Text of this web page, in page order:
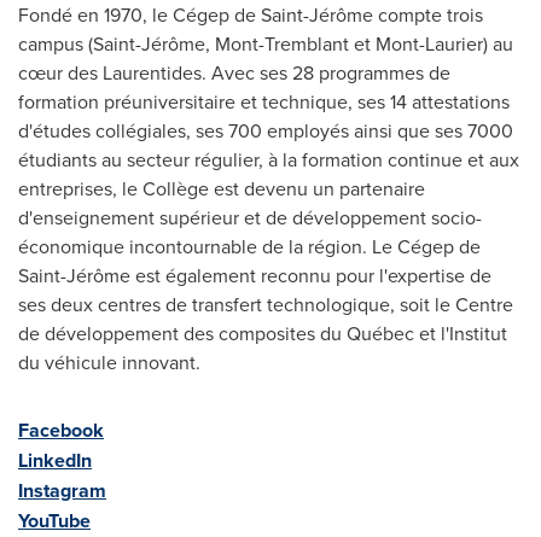
Fondé en 1970, le Cégep de Saint-Jérôme compte trois
campus (Saint-Jérôme, Mont-Tremblantet Mont-Laurier) au
cœur des Laurentides. Avec ses 28 programmes de
formation préuniversitaire et technique, ses 14 attestations
d'études collégiales, ses 700 employés ainsi que ses 7000
étudiants au secteur régulier, à la formation continue et aux
entreprises, le Collège est devenu un partenaire
d'enseignement supérieur et de développement socio-
économique incontournable de la région. Le Cégep de
Saint-Jérôme est également reconnu pour l'expertise de
ses deux centres de transfert technologique, soit le Centre
de développement des composites du Québec et l'Institut
du véhicule innovant.
Facebook
LinkedIn
Instagram
YouTube